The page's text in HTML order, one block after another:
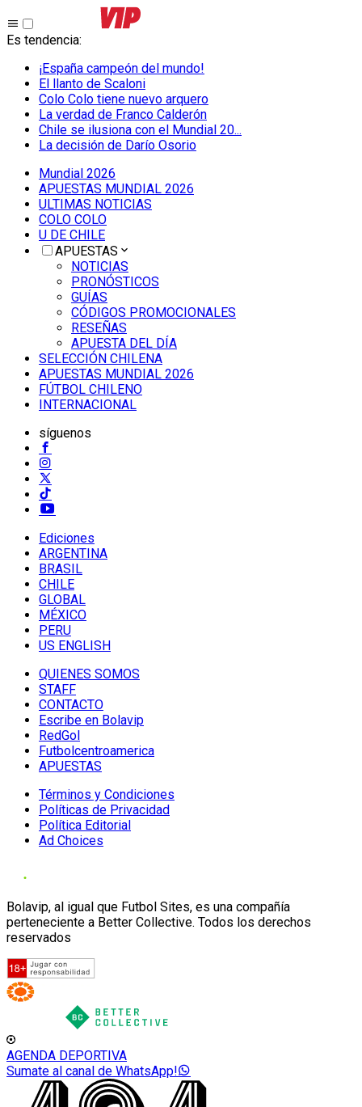
Es tendencia:
¡España campeón del mundo!
El llanto de Scaloni
Colo Colo tiene nuevo arquero
La verdad de Franco Calderón
Chile se ilusiona con el Mundial 20...
La decisión de Darío Osorio
Mundial 2026
APUESTAS MUNDIAL 2026
ULTIMAS NOTICIAS
COLO COLO
U DE CHILE
APUESTAS
NOTICIAS
PRONÓSTICOS
GUÍAS
CÓDIGOS PROMOCIONALES
RESEÑAS
APUESTA DEL DÍA
SELECCIÓN CHILENA
APUESTAS MUNDIAL 2026
FÚTBOL CHILENO
INTERNACIONAL
síguenos
Ediciones
ARGENTINA
BRASIL
CHILE
GLOBAL
MÉXICO
PERU
US ENGLISH
QUIENES SOMOS
STAFF
CONTACTO
Escribe en Bolavip
RedGol
Futbolcentroamerica
APUESTAS
Términos y Condiciones
Políticas de Privacidad
Política Editorial
Ad Choices
Bolavip, al igual que Futbol Sites, es una compañía
perteneciente a Better Collective. Todos los derechos
reservados
AGENDA DEPORTIVA
Sumate al canal de WhatsApp!